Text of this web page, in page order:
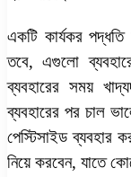
একটি কার্যকর
তবে, এগুলো
ব্যবহারের সময়
ব্যবহারের পর চাল
পেস্টিসাইড ব্যবহার
নিয়ে করবেন, যাতে